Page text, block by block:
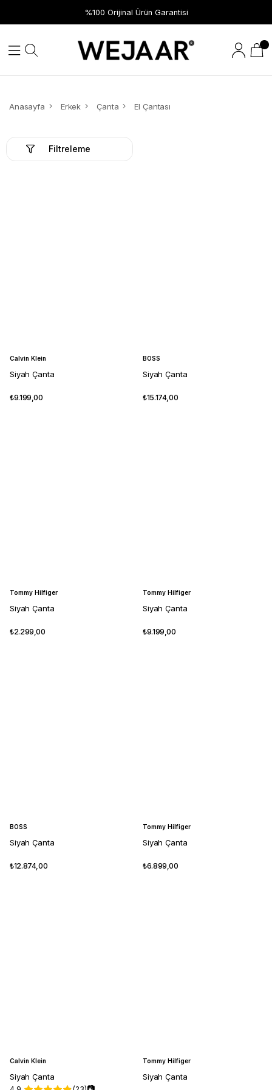
%100 Orijinal Ürün Garantisi
Hızlı Teslimat
Anasayfa Erkek Çanta El Çantası
Filtreleme
Calvin Klein
Siyah Çanta
₺9.199,00
BOSS
Siyah Çanta
₺15.174,00
Tommy Hilfiger
Siyah Çanta
₺2.299,00
Tommy Hilfiger
Siyah Çanta
₺9.199,00
BOSS
Siyah Çanta
₺12.874,00
Tommy Hilfiger
Siyah Çanta
₺6.899,00
Calvin Klein
Siyah Çanta
Tommy Hilfiger
Siyah Çanta